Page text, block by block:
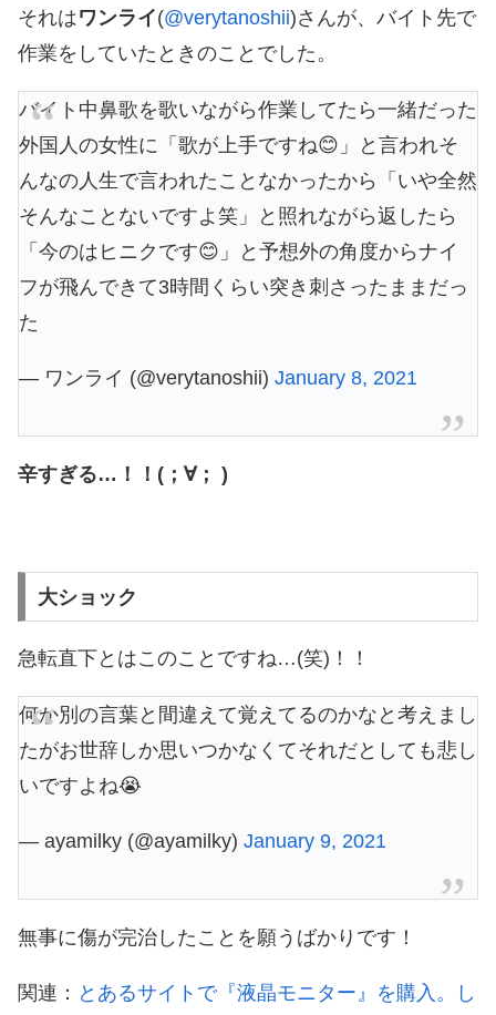
それはワンライ(@verytanoshii)さんが、バイト先で
作業をしていたときのことでした。
バイト中鼻歌を歌いながら作業してたら一緒だった
外国人の女性に「歌が上手ですね😊」と言われそ
んなの人生で言われたことなかったから「いや全然
そんなことないですよ笑」と照れながら返したら
「今のはヒニクです😊」と予想外の角度からナイ
フが飛んできて3時間くらい突き刺さったままだっ
た
— ワンライ (@verytanoshii) January 8, 2021
辛すぎる…！！(；∀； )
大ショック
急転直下とはこのことですね…(笑)！！
何か別の言葉と間違えて覚えてるのかなと考えまし
たがお世辞しか思いつかなくてそれだとしても悲し
いですよね😭
— ayamilky (@ayamilky) January 9, 2021
無事に傷が完治したことを願うばかりです！
関連： とあるサイトで『液晶モニター』を購入。し